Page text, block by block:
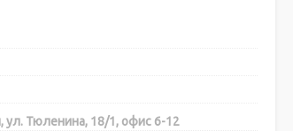
Тюленина, 18/1, офис 6-12